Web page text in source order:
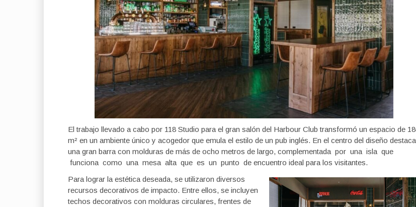
El trabajo llevado a cabo por 118 Studio para el gran salón del Harbour Club transformó un espacio de
m² en un ambiente único y acogedor que emula el estilo de un pub inglés. En el centro del diseño destaca
una gran barra con molduras de más de ocho metros de largo, complementada por una isla que
funciona como una mesa alta que es un punto de encuentro ideal para los visitantes.
Para lograr la estética deseada, se utilizaron diversos
recursos decorativos de impacto. Entre ellos, se incluyen
techos decorativos con molduras circulares, frentes de